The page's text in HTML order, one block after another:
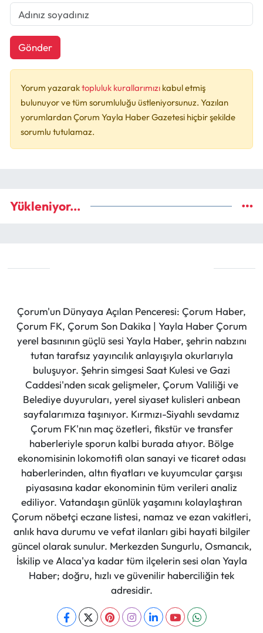
Gönder
Yorum yazaraktopluluk kurallarımızı kabul etmiş
bulunuyor ve tüm sorumluluğu üstleniyorsunuz. Yazılan
yorumlardan Çorum Yayla Haber Gazetesi hiçbir şekilde
sorumlu tutulamaz.
Yükleniyor...
Çorum'un Dünyaya Açılan Penceresi: Çorum Haber,
Çorum FK, Çorum Son Dakika | Yayla Haber Çorum
yerel basınının güçlü sesi Yayla Haber, şehrin nabzını
tutan tarafsız yayıncılık anlayışıyla okurlarıyla
buluşuyor. Şehrin simgesi Saat Kulesi ve Gazi
Caddesi'nden sıcak gelişmeler, Çorum Valiliği ve
Belediye duyuruları, yerel siyaset kulisleri anbean
sayfalarımıza taşınıyor. Kırmızı-Siyahlı sevdamız
Çorum FK'nın maç özetleri, fikstür ve transfer
haberleriyle sporun kalbi burada atıyor. Bölge
ekonomisinin lokomotifi olan sanayi ve ticaret odası
haberlerinden, altın fiyatları ve kuyumcular çarşısı
piyasasına kadar ekonominin tüm verileri analiz
ediliyor. Vatandaşın günlük yaşamını kolaylaştıran
Çorum nöbetçi eczane listesi, namaz ve ezan vakitleri,
anlık hava durumu ve vefat ilanları gibi hayati bilgiler
güncel olarak sunulur. Merkezden Sungurlu, Osmancık,
İskilip ve Alaca'ya kadar tüm ilçelerin sesi olan Yayla
Haber; doğru, hızlı ve güvenilir haberciliğin tek
adresidir.